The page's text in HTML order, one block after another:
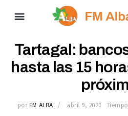
Tartagal:
hasta las 15
por FM ALBA abril 9, 2020